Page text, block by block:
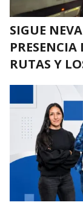
SIGUE
RUTAS Y